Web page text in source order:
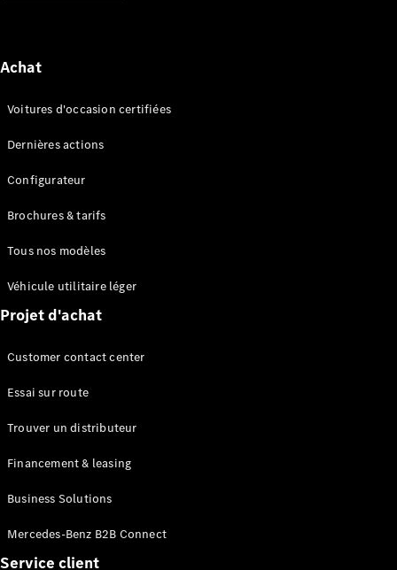
Mercedes-
Series
Configurateur
Benz Store
VLE Électrique
Mercedes-
Monospace
Achat
Voitures d'occasion certifiées
Dernières actions
Configurateur
Brochures & tarifs
Tous nos modèles
Véhicule utilitaire léger
Projet d'achat
Customer contact center
Essai sur route
Trouver un distributeur
Financement & leasing
Business Solutions
Mercedes-Benz B2B Connect
Service client